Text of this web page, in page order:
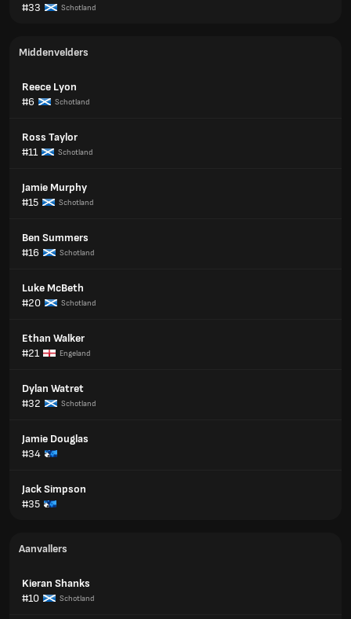
#33
Schotland
Middenvelders
Reece Lyon
#6
Schotland
Ross Taylor
#11
Schotland
Jamie Murphy
#15
Schotland
Ben Summers
#16
Schotland
Luke McBeth
#20
Schotland
Ethan Walker
#21
Engeland
Dylan Watret
#32
Schotland
Jamie Douglas
#34
Jack Simpson
#35
Aanvallers
Kieran Shanks
#10
Schotland